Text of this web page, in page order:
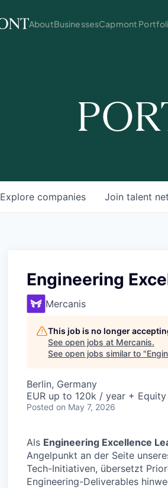
AboutBusinessesCapmont
Explore companies Join talent
Engineering
Mercanis
This job is no longer
See open jobs at Mercanis.
See open jobs similar to "
Berlin, Germany
EUR up to 120k / year + Equity
Posted on May 7, 2026
Als Engineering Excellence
Angelpunkt an der Seite
Tech-Initiativen, übersetzt
Engineering-Deliverables